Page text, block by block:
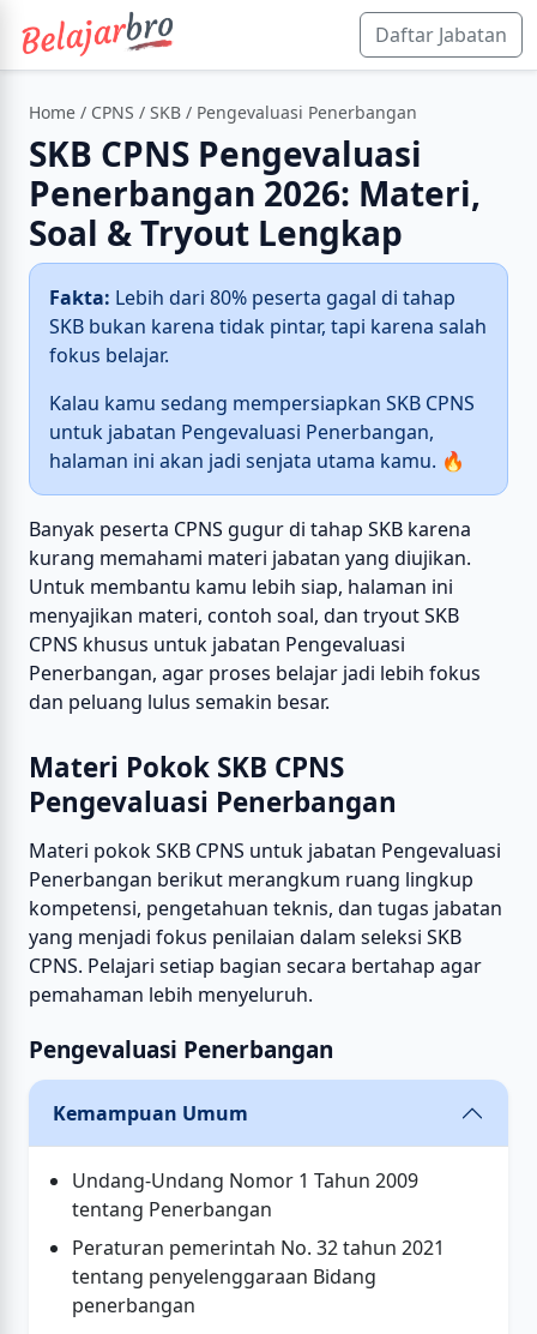
Daftar Jabatan
Home / CPNS / SKB / Pengevaluasi Penerbangan
SKB CPNS Pengevaluasi
Penerbangan 2026: Materi,
Soal & Tryout Lengkap
Fakta: Lebih dari 80% peserta gagal di tahap
SKB bukan karena tidak pintar, tapi karena salah
fokus belajar.
Kalau kamu sedang mempersiapkan SKB CPNS
untuk jabatan Pengevaluasi Penerbangan,
halaman ini akan jadi senjata utama kamu. 🔥
Banyak peserta CPNS gugur di tahap SKB karena
kurang memahami materi jabatan yang diujikan.
Untuk membantu kamu lebih siap, halaman ini
menyajikan materi, contoh soal, dan tryout SKB
CPNS khusus untuk jabatan Pengevaluasi
Penerbangan, agar proses belajar jadi lebih fokus
dan peluang lulus semakin besar.
Materi Pokok SKB CPNS
Pengevaluasi Penerbangan
Materi pokok SKB CPNS untuk jabatan Pengevaluasi
Penerbangan berikut merangkum ruang lingkup
kompetensi, pengetahuan teknis, dan tugas jabatan
yang menjadi fokus penilaian dalam seleksi SKB
CPNS. Pelajari setiap bagian secara bertahap agar
pemahaman lebih menyeluruh.
Pengevaluasi Penerbangan
Kemampuan Umum
Undang-Undang Nomor 1 Tahun 2009
tentang Penerbangan
Peraturan pemerintah No. 32 tahun 2021
tentang penyelenggaraan Bidang
penerbangan